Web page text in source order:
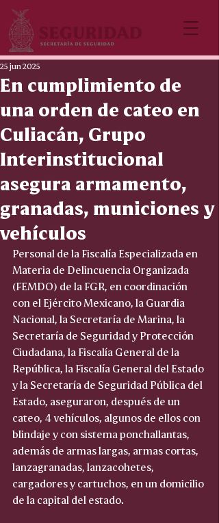
En cumplimiento de
una orden de cateo en
Culiacán, Grupo
Interinstitucional
asegura armamento,
granadas, municiones y
vehículos
25 jun 2025
Personal de la Fiscalía Especializada en
Materia de Delincuencia Organizada
(FEMDO) de la FGR, en coordinación
con el Ejército Mexicano, la Guardia
Nacional, la Secretaría de Marina, la
Secretaría de Seguridad y Protección
Ciudadana, la Fiscalía General de la
República, la Fiscalía General del Estado
y la Secretaría de Seguridad Pública del
Estado, aseguraron, después de un
cateo, 4 vehículos, algunos de ellos con
blindaje y con sistema ponchallantas,
además de armas largas, armas cortas,
lanzagranadas, lanzacohetes,
cargadores y cartuchos, en un domicilio
de la capital del estado.